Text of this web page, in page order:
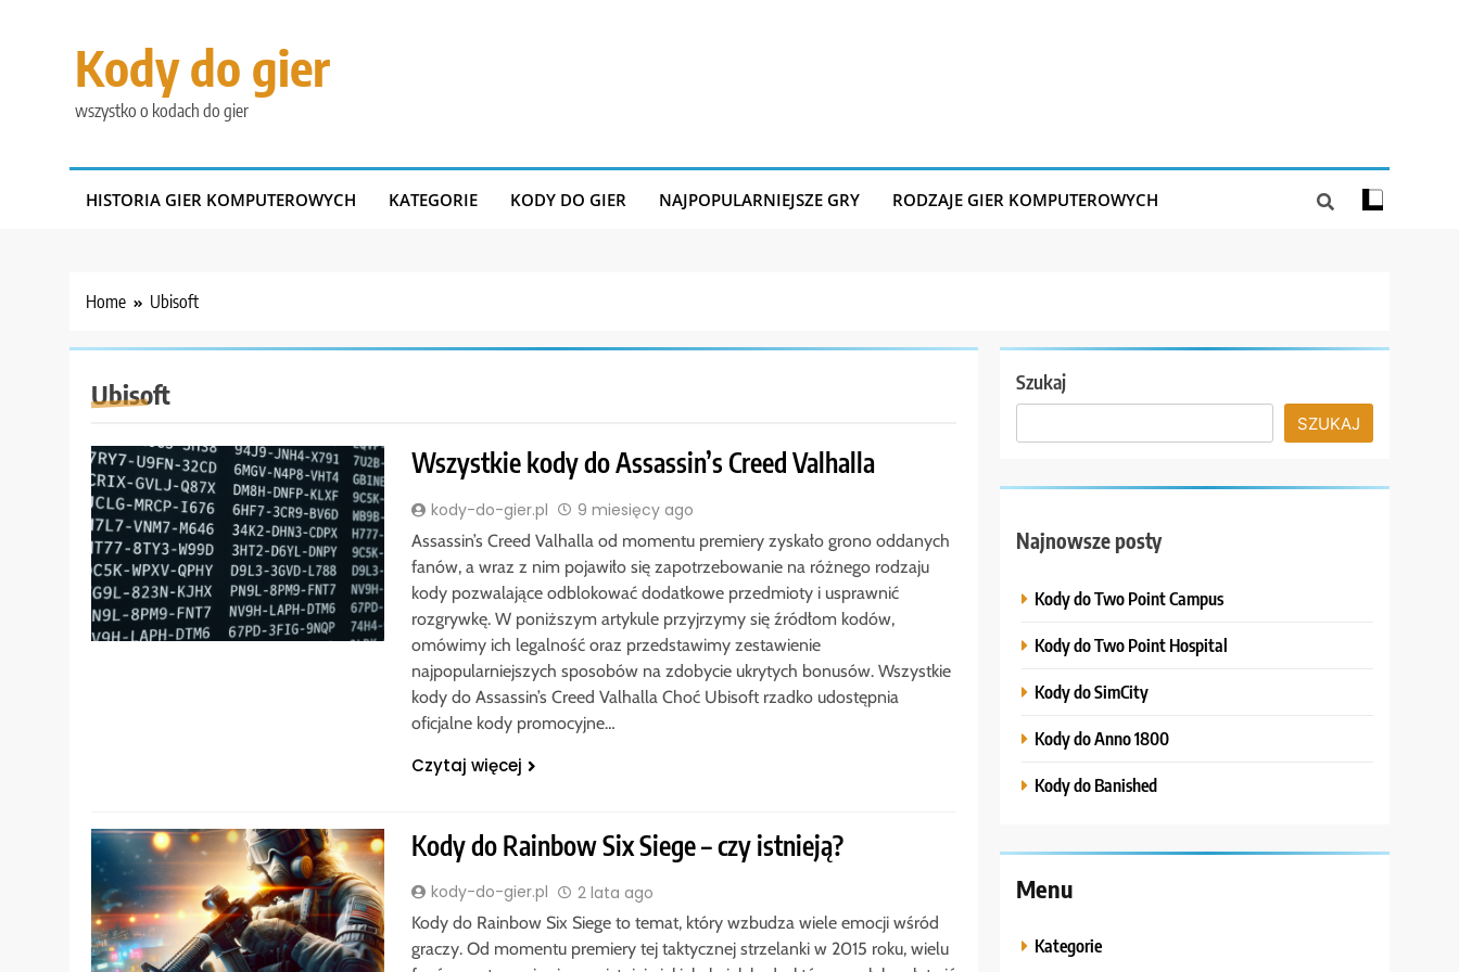
Kody do gier
wszystko o kodach do gier
HISTORIA GIER KOMPUTEROWYCH KATEGORIE KODY DO GIER NAJPOPULARNIEJSZE GRY RODZAJE GIER KOMPUTEROWYCH
Home Ubisoft
Ubisoft
Wszystkie kody do Assassin’s Creed Valhalla
kody-do-gier.pl 9 miesięcy ago
Assassin’s Creed Valhalla od momentu premiery zyskało grono oddanych
fanów, a wraz z nim pojawiło się zapotrzebowanie na różnego rodzaju
kody pozwalające odblokować dodatkowe przedmioty i usprawnić
rozgrywkę. W poniższym artykule przyjrzymy się źródłom kodów,
omówimy ich legalność oraz przedstawimy zestawienie
najpopularniejszych sposobów na zdobycie ukrytych bonusów. Wszystkie
kody do Assassin’s Creed Valhalla Choć Ubisoft rzadko udostępnia
oficjalne kody promocyjne…
Czytaj więcej
Kody do Rainbow Six Siege – czy istnieją?
kody-do-gier.pl 2 lata ago
Kody do Rainbow Six Siege to temat, który wzbudza wiele emocji wśród
graczy. Od momentu premiery tej taktycznej strzelanki w 2015 roku, wielu
Szukaj
SZUKAJ
Najnowsze posty
Kody do Two Point Campus
Kody do Two Point Hospital
Kody do SimCity
Kody do Anno 1800
Kody do Banished
Menu
Kategorie